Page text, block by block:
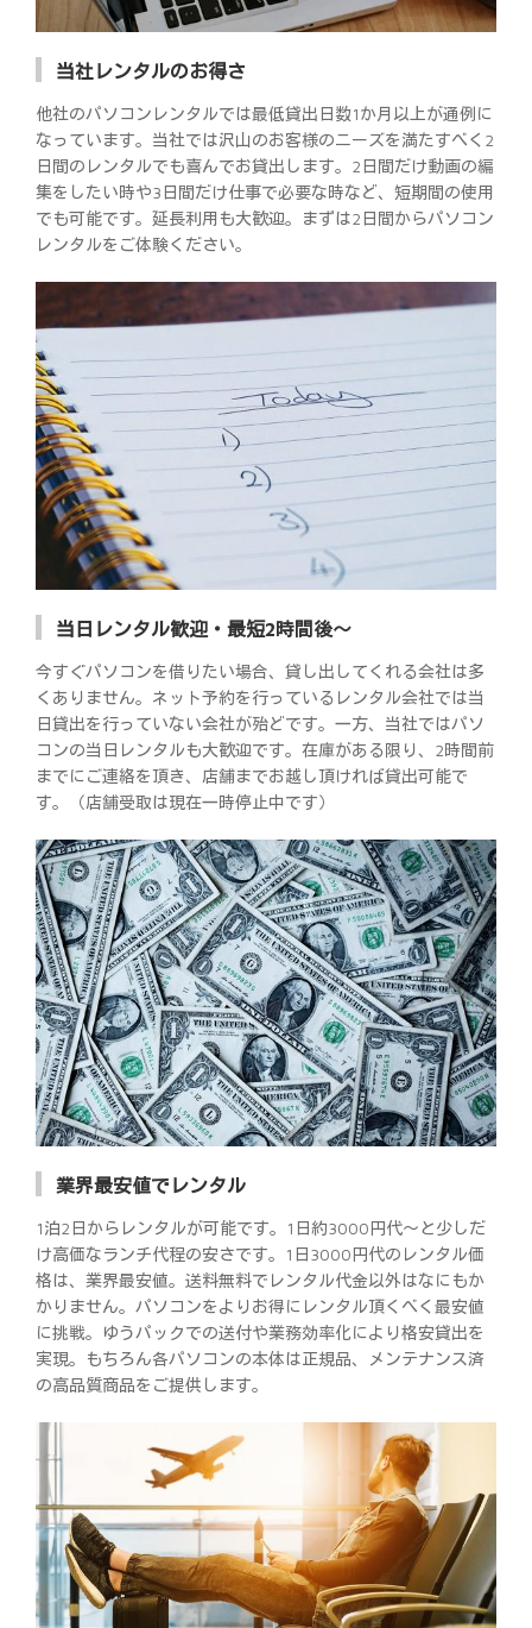
当社レンタルのお得さ
他社のパソコンレンタルでは最低貸出日数1か月以上が通例に
なっています。当社では沢山のお客様のニーズを満たすべく2
日間のレンタルでも喜んでお貸出します。2日間だけ動画の編
集をしたい時や3日間だけ仕事で必要な時など、短期間の使用
でも可能です。延長利用も大歓迎。まずは2日間からパソコン
レンタルをご体験ください。
当日レンタル歓迎・最短2時間後～
今すぐパソコンを借りたい場合、貸し出してくれる会社は多
くありません。ネット予約を行っているレンタル会社では当
日貸出を行っていない会社が殆どです。一方、当社ではパソ
コンの当日レンタルも大歓迎です。在庫がある限り、2時間前
までにご連絡を頂き、店舗までお越し頂ければ貸出可能で
す。（店舗受取は現在一時停止中です）
業界最安値でレンタル
1泊2日からレンタルが可能です。1日約3000円代～と少しだ
け高価なランチ代程の安さです。1日3000円代のレンタル価
格は、業界最安値。送料無料でレンタル代金以外はなにもか
かりません。パソコンをよりお得にレンタル頂くべく最安値
に挑戦。ゆうパックでの送付や業務効率化により格安貸出を
実現。もちろん各パソコンの本体は正規品、メンテナンス済
の高品質商品をご提供します。